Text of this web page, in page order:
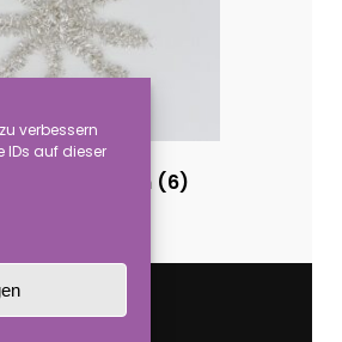
verbessern
IDs auf dieser
12 cm (6)